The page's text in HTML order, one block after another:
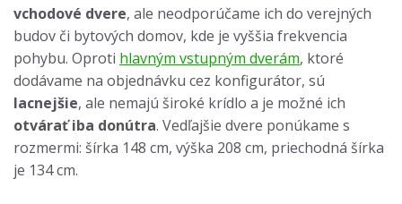
vchodové dvere, ale neodporúčame ich do verejných
budov či bytových domov, kde je vyššia frekvencia
pohybu. Oproti hlavným vstupným dverám, ktoré
dodávame na objednávku cez konfigurátor, sú
lacnejšie, ale nemajú široké krídlo a je možné ich
otvárať iba donútra. Vedľajšie dvere ponúkame s
rozmermi: šírka 148 cm, výška 208 cm, priechodná šírka
je 134 cm.